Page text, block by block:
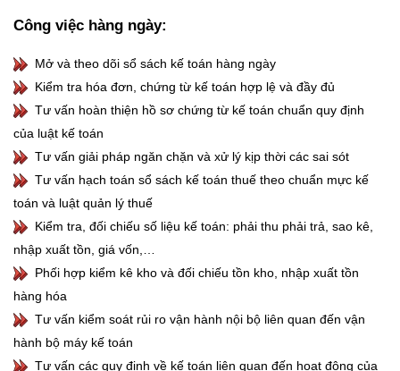
Công việc hàng ngày:
Mở và theo dõi sổ sách kế toán hàng ngày
Kiểm tra hóa đơn, chứng từ kế toán hợp lệ và đầy đủ
Tư vấn hoàn thiện hồ sơ chứng từ kế toán chuẩn quy định
của luật kế toán
Tư vấn giải pháp ngăn chặn và xử lý kịp thời các sai sót
Tư vấn hạch toán sổ sách kế toán thuế theo chuẩn mực kế
toán và luật quản lý thuế
Kiểm tra, đối chiếu số liệu kế toán: phải thu phải trả, sao kê,
nhập xuất tồn, giá vốn,…
Phối hợp kiểm kê kho và đối chiếu tồn kho, nhập xuất tồn
hàng hóa
Tư vấn kiểm soát rủi ro vận hành nội bộ liên quan đến vận
hành bộ máy kế toán
Tư vấn các quy định về kế toán liên quan đến hoạt động của